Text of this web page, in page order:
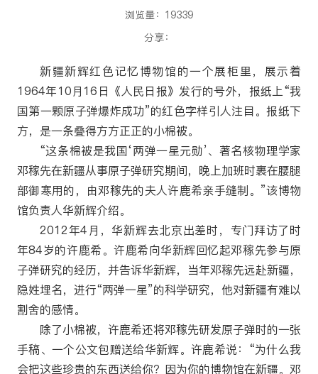
浏览量：19339
分享：
新疆新辉红色记忆博物馆的一个展柜里，展示着
1964年10月16日《人民日报》发行的号外，报纸上“我
国第一颗原子弹爆炸成功”的红色字样引人注目。报纸下
方，是一条叠得方方正正的小棉被。
“这条棉被是我国‘两弹一星元勋’、著名核物理学家
邓稼先在新疆从事原子弹研究期间，晚上加班时裹在腰腿
部御寒用的，由邓稼先的夫人许鹿希亲手缝制。”该博物
馆负责人华新辉介绍。
2012年4月，华新辉去北京出差时，专门拜访了时
年84岁的许鹿希。许鹿希向华新辉回忆起邓稼先参与原
子弹研究的经历，并告诉华新辉，当年邓稼先远赴新疆，
隐姓埋名，进行“两弹一星”的科学研究，他对新疆有难以
割舍的感情。
除了小棉被，许鹿希还将邓稼先研发原子弹时的一张
手稿、一个公文包赠送给华新辉。许鹿希说：“为什么我
会把这些珍贵的东西送给你？因为你的博物馆在新疆。邓